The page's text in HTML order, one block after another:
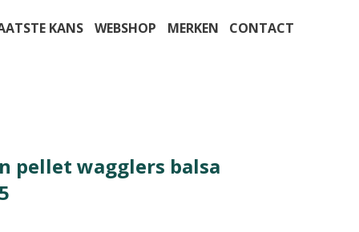
KANS WEBSHOP MERKEN CONTACT
pellet wagglers balsa